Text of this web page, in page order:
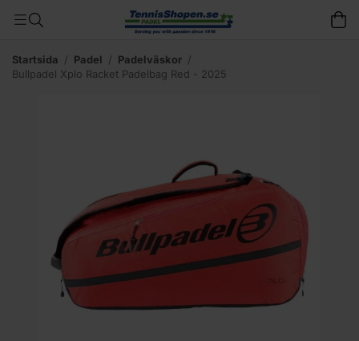
Startsida / Padel / Padelväskor /
Bullpadel Xplo Racket Padelbag Red - 2025